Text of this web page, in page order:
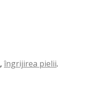
, îngrijirea pielii.